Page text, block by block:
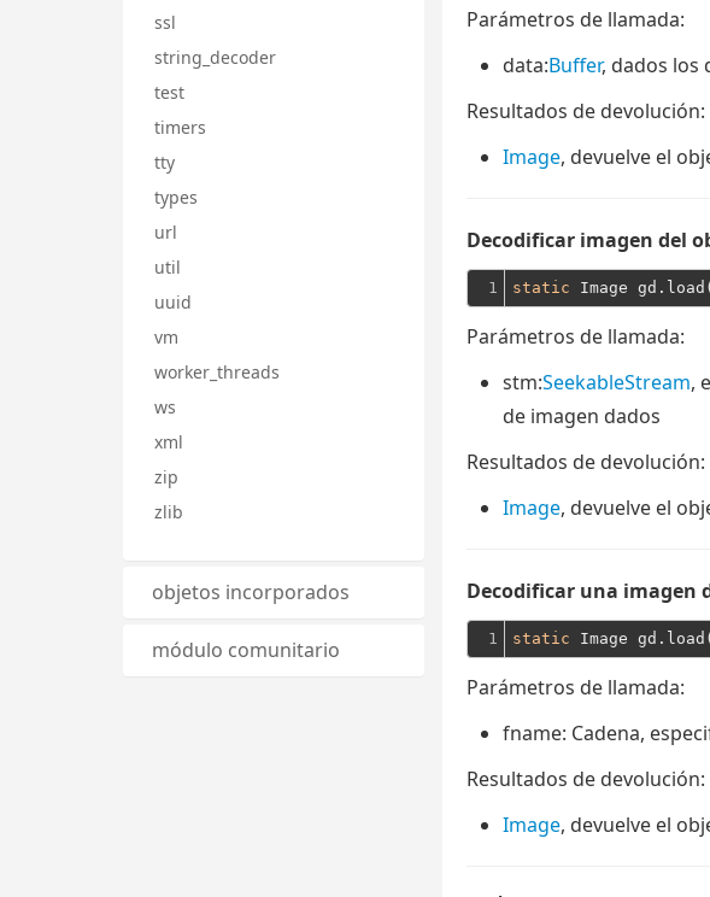
ssl
string_decoder
test
timers
tty
types
url
util
uuid
vm
worker_threads
ws
xml
zip
zlib
objetos incorporados
módulo comunitario
Parámetros de llamada:
data:Buffer, dados los
Resultados de devolución:
Image, devuelve el
Decodificar imagen del
1 static Image
Parámetros de llamada:
stm:SeekableStream,
de imagen dados
Resultados de devolución:
Image, devuelve el
Decodificar una imagen
1 static Image gd.load(
Parámetros de llamada:
fname: Cadena,
Resultados de devolución:
Image, devuelve el